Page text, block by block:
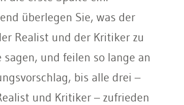
überlegen Sie, was der
Realist und der Kritiker zu
sagen, und feilen so lange an
bis alle drei –
und Kritiker – zufrieden